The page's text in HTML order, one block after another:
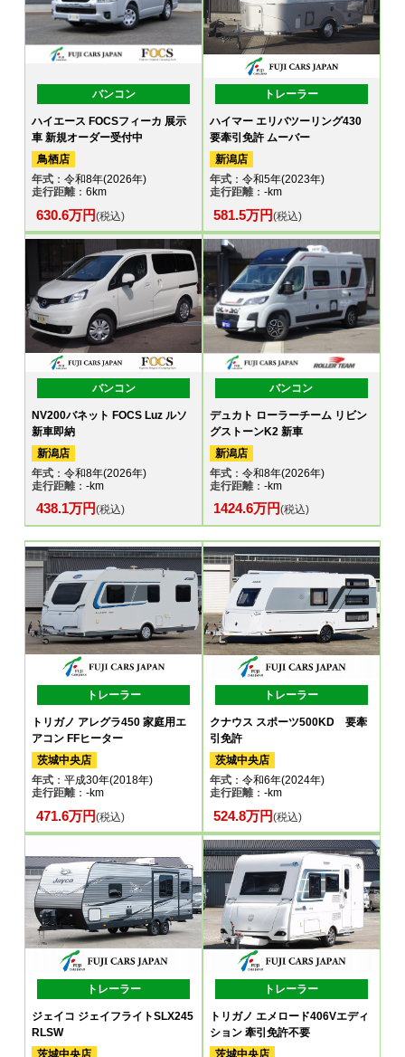
バンコン
ハイエース FOCSフィーカ 展示
車 新規オーダー受付中
鳥栖店
年式 ：令和8年(2026年)
走行距離：6km
630.6万円(税込)
トレーラー
ハイマー エリバツーリング430
要牽引免許 ムーバー
新潟店
年式：令和5年(2023年)
走行距離：-km
581.5万円(税込)
バンコン
NV200バネット FOCS Luz ルソ
新車即納
新潟店
年式 ：令和8年(2026年)
走行距離：-km
438.1万円(税込)
バンコン
デュカト ローラーチーム リビン
グストーンK2 新車
新潟店
年式：令和8年(2026年)
走行距離：-km
1424.6万円(税込)
トレーラー
トリガノ アレグラ450 家庭用エ
アコン FFヒーター
茨城中央店
年式 ：平成30年(2018年)
走行距離：-km
471.6万円(税込)
トレーラー
クナウス スポーツ500KD 要牽
引免許
茨城中央店
年式：令和6年(2024年)
走行距離：-km
524.8万円(税込)
トレーラー
ジェイコ ジェイフライトSLX245
RLSW
茨城中央店
トレーラー
トリガノ エメロード406Vエディ
ション 牽引免許不要
茨城中央店